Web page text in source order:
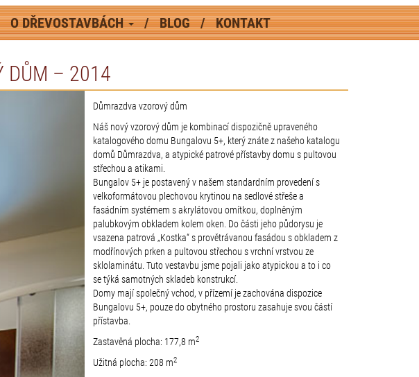
O DŘEVOSTAVBÁCH BLOG KONTAKT
DŮM – 2014
Důmrazdva vzorový dům
Náš nový vzorový dům je kombinací dispozičně upraveného
katalogového domu Bungalovu 5+, který znáte z našeho katalogu
domů Důmrazdva, a atypické patrové přístavby domu s pultovou
střechou a atikami.
Bungalov 5+ je postavený v našem standardním provedení s
velkoformátovou plechovou krytinou na sedlové střeše a
fasádním systémem s akrylátovou omítkou, doplněným
palubkovým obkladem kolem oken. Do části jeho půdorysu je
vsazena patrová „Kostka“ s provětrávanou fasádou s obkladem z
modřínových prken a pultovou střechou s vrchní vrstvou ze
sklolaminátu. Tuto vestavbu jsme pojali jako atypickou a to i co
se týká samotných skladeb konstrukcí.
Domy mají společný vchod, v přízemí je zachována dispozice
Bungalovu 5+, pouze do obytného prostoru zasahuje svou částí
přístavba.
Zastavěná plocha: 177,8 m2
Užitná plocha: 208 m2